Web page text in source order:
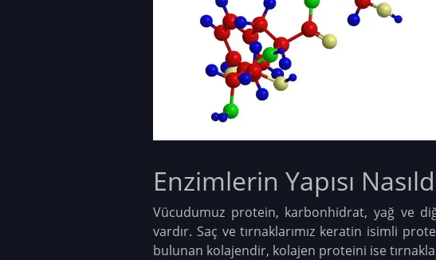
Enzimlerin Yapısı
Vücudumuz protein, karbonhidrat, yağ ve
vardır. Saç ve tırnaklarımız keratin isimli
bulunan kolajendir, kolajen proteini ise